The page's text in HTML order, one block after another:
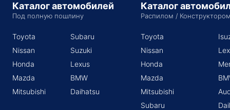
Каталог автомобилей
Под полную пошлину
Toyota
Nissan
Honda
Mazda
Mitsubishi
Subaru
Suzuki
Lexus
BMW
Daihatsu
Каталог
Распилом /
Toyota
Nissan
Honda
Mazda
Mitsubishi
Subaru